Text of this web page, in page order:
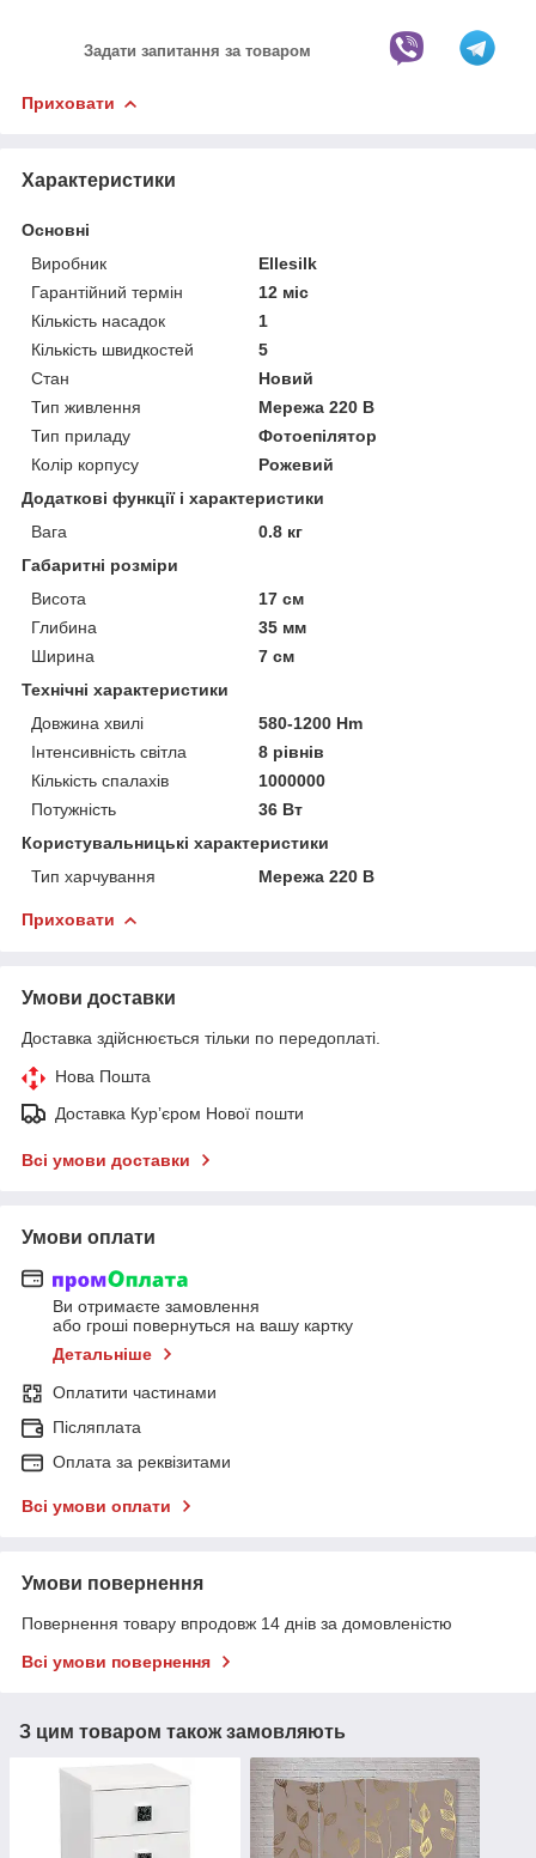
Задати запитання за товаром
Приховати
Характеристики
Основні
Виробник
Ellesilk
Гарантійний термін
12 міс
Кількість насадок
1
Кількість швидкостей
5
Стан
Новий
Тип живлення
Мережа 220 В
Тип приладу
Фотоепілятор
Колір корпусу
Рожевий
Додаткові функції і характеристики
Вага
0.8 кг
Габаритні розміри
Висота
17 см
Глибина
35 мм
Ширина
7 см
Технічні характеристики
Довжина хвилі
580-1200 Hm
Інтенсивність світла
8 рівнів
Кількість спалахів
1000000
Потужність
36 Вт
Користувальницькі характеристики
Тип харчування
Мережа 220 В
Приховати
Умови доставки
Доставка здійснюється тільки по передоплаті.
Нова Пошта
Доставка Курʼєром Нової пошти
Всі умови доставки
Умови оплати
Ви отримаєте замовлення
або гроші повернуться на вашу картку
Детальніше
Оплатити частинами
Післяплата
Оплата за реквізитами
Всі умови оплати
Умови повернення
Повернення товару впродовж 14 днів за домовленістю
Всі умови повернення
З цим товаром також замовляють